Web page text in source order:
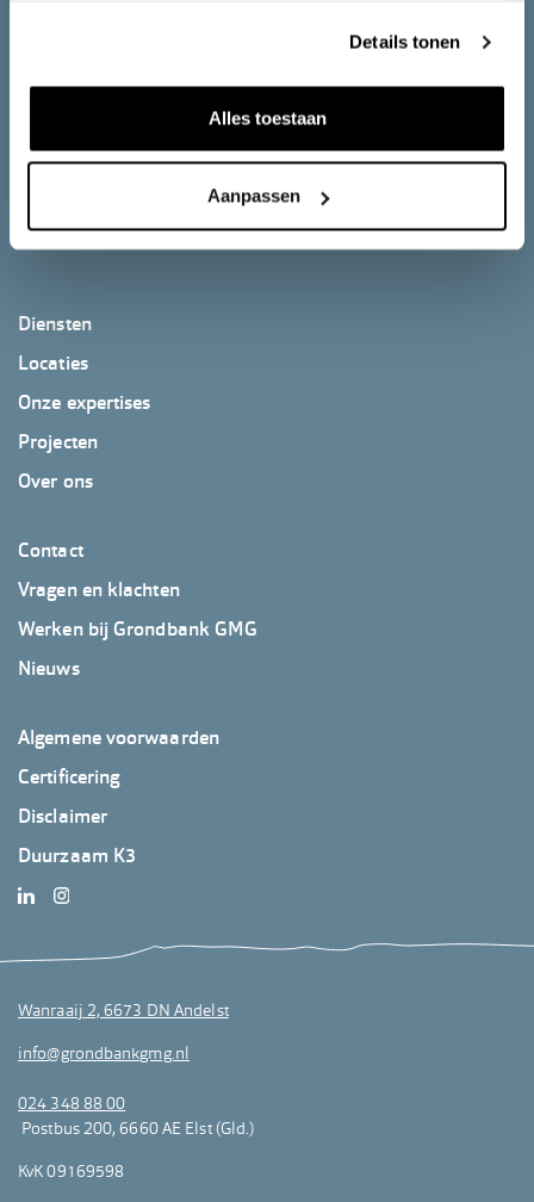
Details tonen
Alles toestaan
Aanpassen
Grondbank GMG is onderdeel
Footer
GrondbankGMG
Diensten
Locaties
Onze expertises
Projecten
Over ons
Footer
GrondbankGMG
2
Contact
Vragen en klachten
Werken bij Grondbank GMG
Nieuws
Footer
GrondbankGMG
3
Algemene voorwaarden
Certificering
Disclaimer
Duurzaam K3
Wanraaij 2, 6673 DN Andelst
info@grondbankgmg.nl
024 348 88 00
Postbus 200, 6660 AE Elst (Gld.)
KvK 09169598